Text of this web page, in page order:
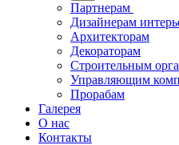
Партнерам
Дизайнерам
Архитекторам
Декораторам
Строительным
Управляющим
Прорабам
Галерея
О нас
Контакты